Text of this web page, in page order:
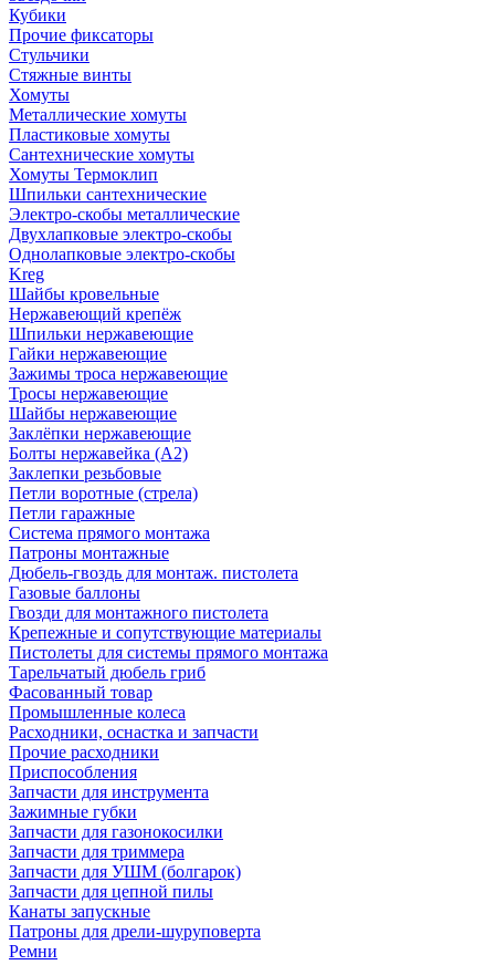
Кубики
Прочие фиксаторы
Стульчики
Стяжные винты
Хомуты
Металлические хомуты
Пластиковые хомуты
Сантехнические хомуты
Хомуты Термоклип
Шпильки сантехнические
Электро-скобы металлические
Двухлапковые электро-скобы
Однолапковые электро-скобы
Kreg
Шайбы кровельные
Нержавеющий крепёж
Шпильки нержавеющие
Гайки нержавеющие
Зажимы троса нержавеющие
Тросы нержавеющие
Шайбы нержавеющие
Заклёпки нержавеющие
Болты нержавейка (А2)
Заклепки резьбовые
Петли воротные (стрела)
Петли гаражные
Система прямого монтажа
Патроны монтажные
Дюбель-гвоздь для монтаж. пистолета
Газовые баллоны
Гвозди для монтажного пистолета
Крепежные и сопутствующие материалы
Пистолеты для системы прямого монтажа
Тарельчатый дюбель гриб
Фасованный товар
Промышленные колеса
Расходники, оснастка и запчасти
Прочие расходники
Приспособления
Запчасти для инструмента
Зажимные губки
Запчасти для газонокосилки
Запчасти для триммера
Запчасти для УШМ (болгарок)
Запчасти для цепной пилы
Канаты запускные
Патроны для дрели-шуруповерта
Ремни